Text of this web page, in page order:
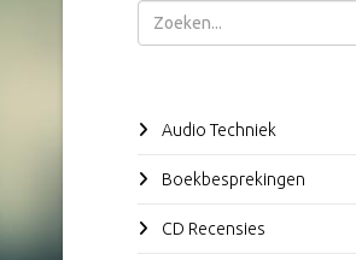
Zoeken
Audio Techniek
Boekbesprekingen
CD Recensies